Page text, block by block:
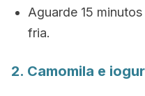
Aguarde 15
fria.
2. Camomila e